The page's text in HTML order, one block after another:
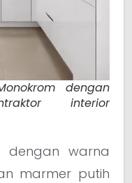
dengan
interior
dengan warna
marmer putih